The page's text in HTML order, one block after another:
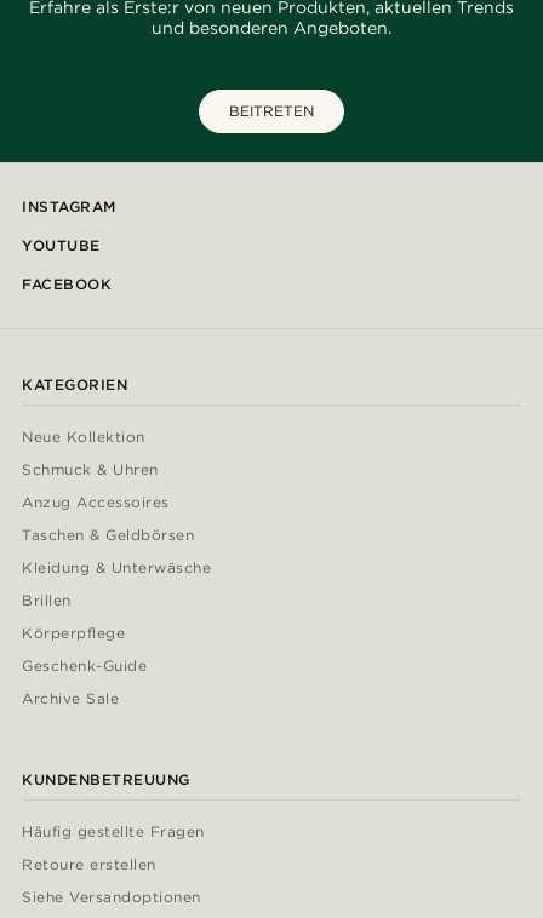
Erfahre als Erste:r von neuen Produkten, aktuellen Trends
und besonderen Angeboten.
BEITRETEN
INSTAGRAM
YOUTUBE
FACEBOOK
KATEGORIEN
Neue Kollektion
Schmuck & Uhren
Anzug Accessoires
Taschen & Geldbörsen
Kleidung & Unterwäsche
Brillen
Körperpflege
Geschenk-Guide
Archive Sale
KUNDENBETREUUNG
Häufig gestellte Fragen
Retoure erstellen
Siehe Versandoptionen